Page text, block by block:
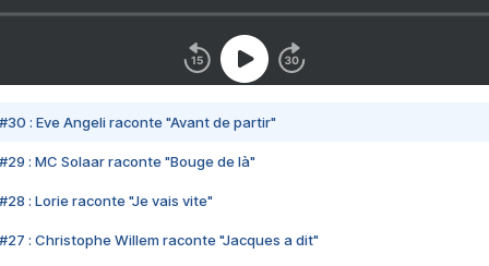
#30 : Eve Angeli raconte "Avant de partir"
#29 : MC Solaar raconte "Bouge de là"
#28 : Lorie raconte "Je vais vite"
#27 : Christophe Willem raconte "Jacques a dit"